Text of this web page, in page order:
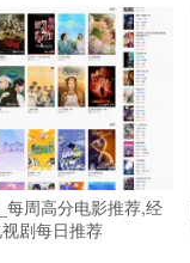
每周高分电影推荐,经
剧每日推荐